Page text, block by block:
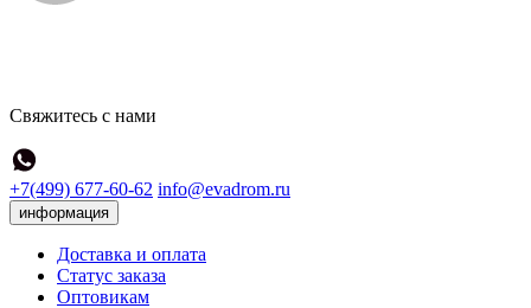
Свяжитесь с нами
+7(499) 677-60-62 info@evadrom.ru
информация
Доставка и оплата
Статус заказа
Оптовикам